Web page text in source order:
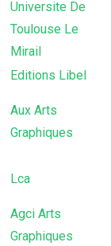
Universite De
Toulouse Le
Mirail
Editions Libel
Aux Arts
Graphiques
Lca
Agci Arts
Graphiques